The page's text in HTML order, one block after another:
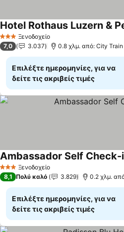
3 ΑστέριαΞενοδοχείο
Hotel Rothaus Luzern &
7,0 3.037 0.8 χλμ. από: City Train
Επιλέξτε ημερομηνίες, για να
δείτε τις ακριβείς τιμές
3 ΑστέριαΞενοδοχείο
Ambassador Self Check-
8,1 Πολύ καλό 3.829 0.2 χλμ.
Επιλέξτε ημερομηνίες, για να
δείτε τις ακριβείς τιμές